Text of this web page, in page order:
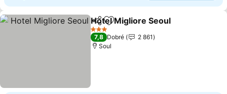
ZdieľaťPridať do obľúbených
Hotel Migliore Seoul
3 Počet hviezdičiek
7,8 Dobré
2 861
Soul